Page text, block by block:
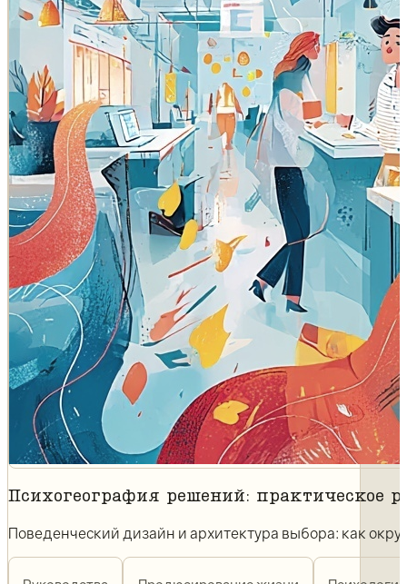
Психогеография решений: практическое
Поведенческий дизайн и архитектура выбора: как